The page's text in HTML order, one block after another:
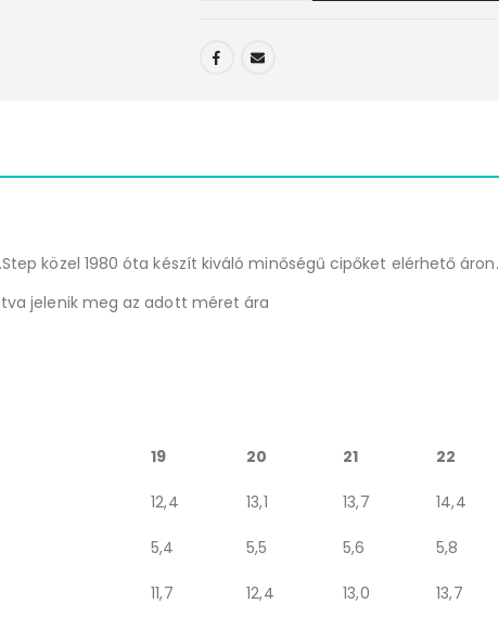
közel 1980 óta készít kiváló minőségű cipőket elérhető áron.
jelenik meg az adott méret ára
19 20 21 22
12,4 13,1 13,7 14,4
5,4 5,5 5,6 5,8
11,7 12,4 13,0 13,7